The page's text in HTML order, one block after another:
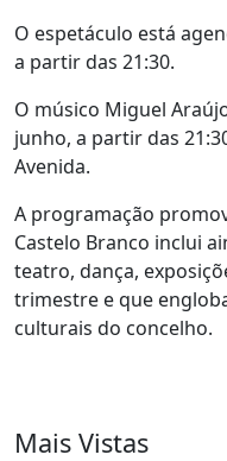
O espetáculo está
a partir das 21:30.
O músico Miguel
junho, a partir das
Avenida.
A programação
Castelo Branco inclui
teatro, dança,
trimestre e que
culturais do concelho.
Mais Vistas